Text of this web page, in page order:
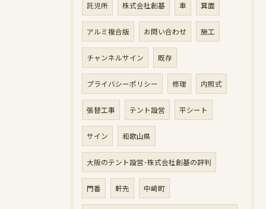
託児所 株式会社創基 車 箕面
アルミ複合版 お問い合わせ 施工
チャンネルサイン 既存
プライバシーポリシー 修理 内照式
張替工事 テント設営 平シート
サイン 和歌山県
大阪のテント設営･株式会社創基の評判
門番 軒先 中崎町